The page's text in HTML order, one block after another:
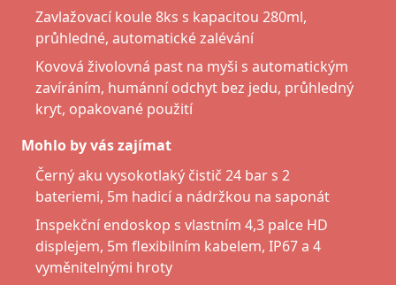
Zavlažovací koule 8ks s kapacitou 280ml,
průhledné, automatické zalévání
Kovová živolovná past na myši s automatickým
zavíráním, humánní odchyt bez jedu, průhledný
kryt, opakované použití
Mohlo by vás zajímat
Černý aku vysokotlaký čistič 24 bar s 2
bateriemi, 5m hadicí a nádržkou na saponát
Inspekční endoskop s vlastním 4,3 palce HD
displejem, 5m flexibilním kabelem, IP67 a 4
vyměnitelnými hroty